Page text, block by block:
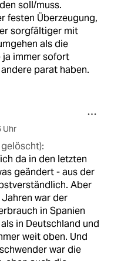
soll/muss.
festen Überzeugung,
sorgfältiger mit
als die
ja immer sofort
parat haben.
Uhr
da in den letzten
geändert - aus der
Aber
war der
in Spanien
in Deutschland und
weit oben. Und
war die